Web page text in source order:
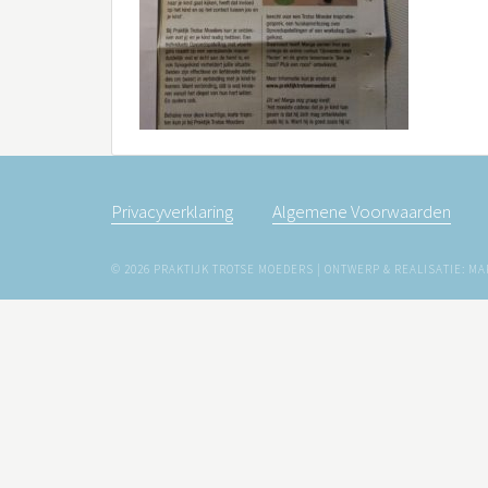
Privacyverklaring Algemene Voorwaarden
© 2026 PRAKTIJK TROTSE MOEDERS | ONTWERP & REALISATIE: